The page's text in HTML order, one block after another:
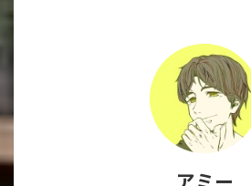
アミー